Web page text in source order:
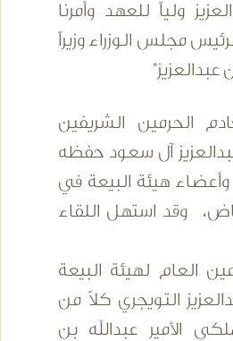
ولياً للعهد وأمرنا
مجلس الوزراء وزيراً
عبدالعزيز"
الحرمين الشريفين
آل سعود حفظه
هيئة البيعة في
وقد استهل اللقاء
العام لهيئة البيعة
التويجري كلاً من
الأمير عبدالله بن